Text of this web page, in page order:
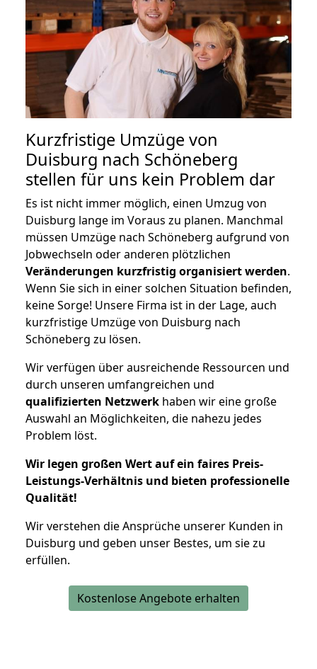
Kurzfristige Umzüge von
Duisburg nach Schöneberg
stellen für uns kein Problem dar
Es ist nicht immer möglich, einen Umzug von
Duisburg lange im Voraus zu planen. Manchmal
müssen Umzüge nach Schöneberg aufgrund von
Jobwechseln oder anderen plötzlichen
Veränderungen kurzfristig organisiert werden.
Wenn Sie sich in einer solchen Situation befinden,
keine Sorge! Unsere Firma ist in der Lage, auch
kurzfristige Umzüge von Duisburg nach
Schöneberg zu lösen.
Wir verfügen über ausreichende Ressourcen und
durch unseren umfangreichen und
qualifizierten Netzwerk haben wir eine große
Auswahl an Möglichkeiten, die nahezu jedes
Problem löst.
Wir legen großen Wert auf ein faires Preis-
Leistungs-Verhältnis und bieten professionelle
Qualität!
Wir verstehen die Ansprüche unserer Kunden in
Duisburg und geben unser Bestes, um sie zu
erfüllen.
Kostenlose Angebote erhalten